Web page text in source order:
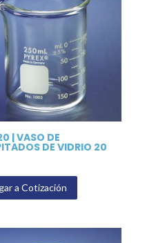
| VASO DE
DE VIDRIO 20
a Cotización